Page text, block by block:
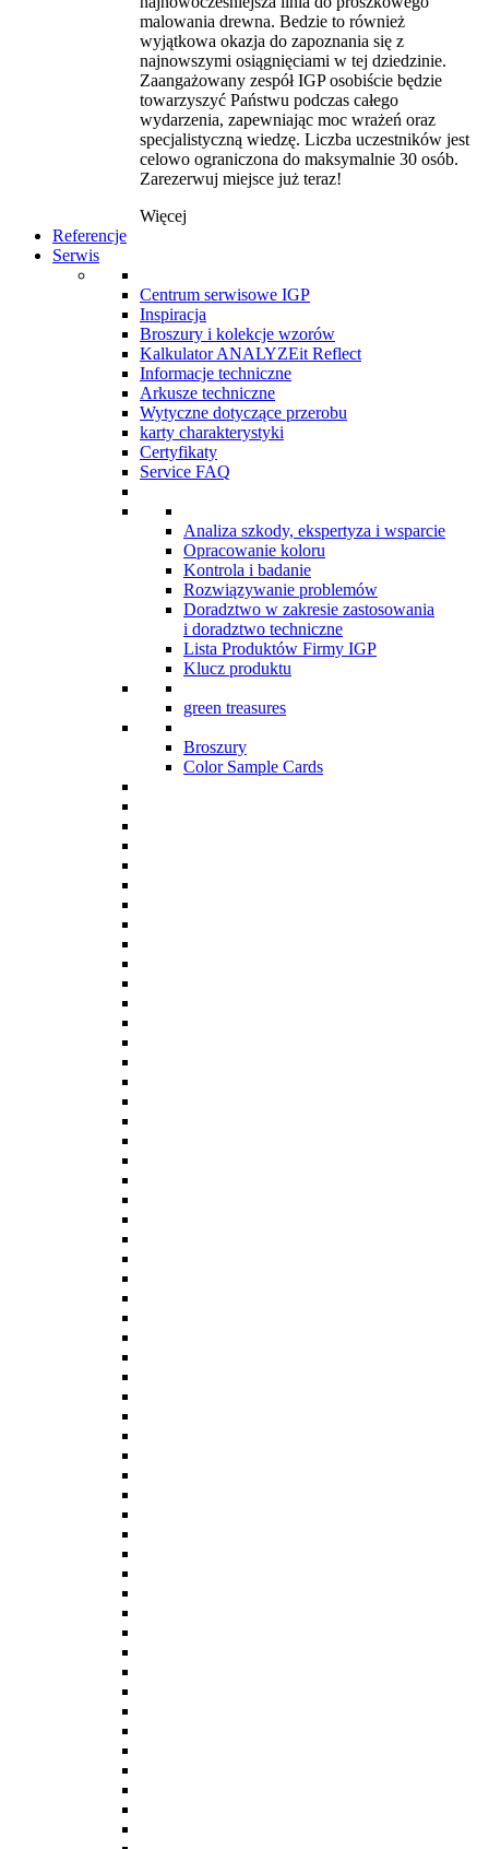
malowania drewna. Bedzie to również
wyjątkowa okazja do zapoznania się z
najnowszymi osiągnięciami w tej dziedzinie.
Zaangażowany zespół IGP osobiście będzie
towarzyszyć Państwu podczas całego
wydarzenia, zapewniając moc wrażeń oraz
specjalistyczną wiedzę. Liczba uczestników jest
celowo ograniczona do maksymalnie 30 osób.
Zarezerwuj miejsce już teraz!
Więcej
Referencje
Serwis
Centrum serwisowe IGP
Inspiracja
Broszury i kolekcje wzorów
Kalkulator ANALYZEit Reflect
Informacje techniczne
Arkusze techniczne
Wytyczne dotyczące przerobu
karty charakterystyki
Certyfikaty
Service FAQ
Analiza szkody, ekspertyza i wsparcie
Opracowanie koloru
Kontrola i badanie
Rozwiązywanie problemów
Doradztwo w zakresie zastosowania
i doradztwo techniczne
Lista Produktów Firmy IGP
Klucz produktu
green treasures
Broszury
Color Sample Cards